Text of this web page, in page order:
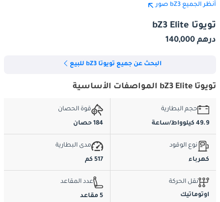
أنظر الجميع bZ3 صور
تويوتا bZ3 Elite
درهم 140,000
البحث عن جميع تويوتا bZ3 للبيع
تويوتا bZ3 Elite المواصفات الأساسية
حجم البطارية
49.9 كيلوواط/ساعة
قوة الحصان
184 حصان
نوع الوقود
كهرباء
مدى البطارية
517 كم
نقل الحركة
اوتوماتيك
عدد المقاعد
5 مقاعد